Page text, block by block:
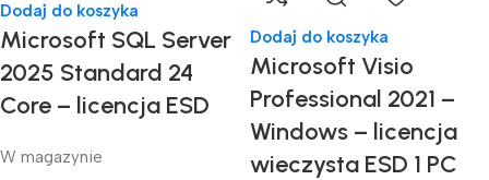
Dodaj do koszyka
Microsoft SQL Server
2025 Standard 24
Core – licencja ESD
W magazynie
Dodaj do koszyka
Microsoft Visio
Professional 2021 –
Windows – licencja
wieczysta ESD 1 PC